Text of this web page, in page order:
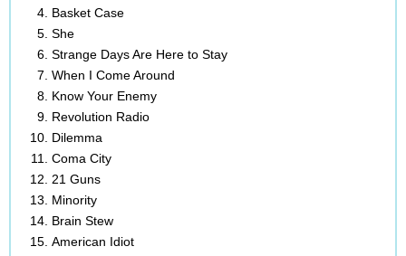
Basket Case
She
Strange Days Are Here to Stay
When I Come Around
Know Your Enemy
Revolution Radio
Dilemma
Coma City
21 Guns
Minority
Brain Stew
American Idiot